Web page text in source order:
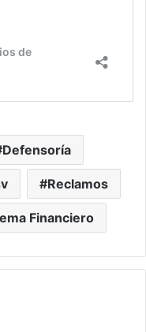
Defensoría
Reclamos
Financiero